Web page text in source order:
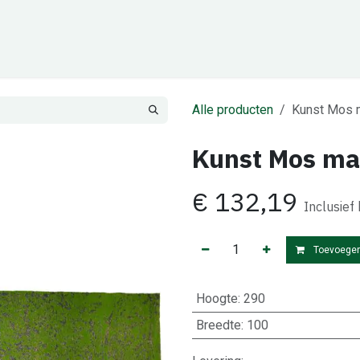
Alle producten Kunst Mos
Kunst Mos
€ 132,19 Inclusief
Hoogte: 290
Breedte: 100